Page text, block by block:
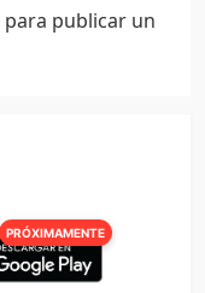
para publicar un
PRÓXIMAMENTE